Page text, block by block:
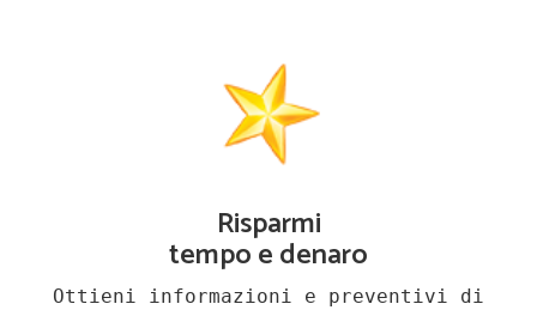
Risparmi
tempo e denaro
Ottieni informazioni e preventivi di